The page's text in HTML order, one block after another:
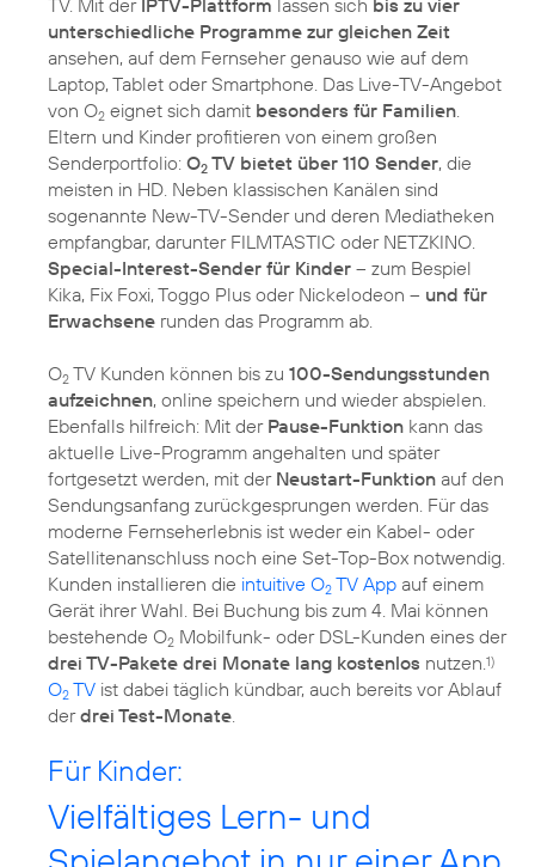
unterschiedliche Programme zur gleichen Zeit
ansehen, auf dem Fernseher genauso wie auf dem
Laptop, Tablet oder Smartphone. Das Live-TV-Angebot
von O2 eignet sich damit besonders für Familien
Eltern und Kinder profitieren von einem großen
Senderportfolio: O2 TV bietet über 110 Sender, die
meisten in HD. Neben klassischen Kanälen sind
sogenannte New-TV-Sender und deren Mediatheken
empfangbar, darunter FILMTASTIC oder NETZKINO.
Special-Interest-Sender für Kinder – zum Bespiel
Kika, Fix Foxi, Toggo Plus oder Nickelodeon – und für
Erwachsene runden das Programm ab.
O2 TV Kunden können bis zu 100-Sendungsstunden
aufzeichnen, online speichern und wieder abspielen.
Ebenfalls hilfreich: Mit der Pause-Funktion kann das
aktuelle Live-Programm angehalten und später
fortgesetzt werden, mit der Neustart-Funktion auf den
Sendungsanfang zurückgesprungen werden. Für das
moderne Fernseherlebnis ist weder ein Kabel- oder
Satellitenanschluss noch eine Set-Top-Box notwendig.
Kunden installieren die intuitive O2 TV App auf einem
Gerät ihrer Wahl. Bei Buchung bis zum 4. Mai können
bestehende O2 Mobilfunk- oder DSL-Kunden eines der
drei TV-Pakete drei Monate lang kostenlos nutzen. 1)
O2 TV ist dabei täglich kündbar, auch bereits vor Ablauf
derdrei Test-Monate
Für Kinder:
Vielfältiges Lern- und